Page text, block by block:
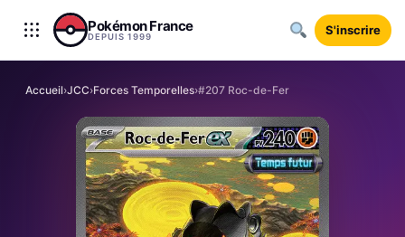
Aller au contenu
Pokémon France
DEPUIS 1999 S'inscrire
Accueil›JCC›Forces Temporelles›#207 Roc-de-Fer